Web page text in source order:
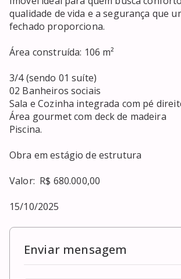
qualidade de vida e a segurança que
fechado proporciona.
Área construída: 106 m²
3/4 (sendo 01 suíte)
02 Banheiros sociais
Sala e Cozinha integrada com pé
Área gourmet com deck de madeira
Piscina.
Obra em estágio de estrutura
Valor:  R$ 680.000,00
15/10/2025
Enviar mensagem